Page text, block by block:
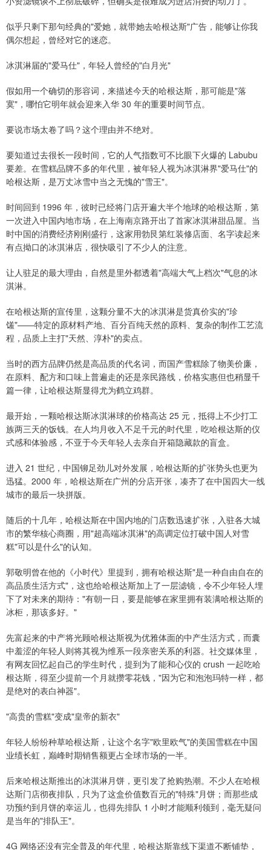
似乎只剩下那句经典的"爱她，就带她去哈根达斯"广告，能够让你我
偶尔想起，曾经对它的迷恋。
冰淇淋届的"爱马仕"，年轻人曾经的"白月光"
假如用一个确切的形容词，来描述今天的哈根达斯，那可能是"落
寞"，哪怕它明年就会迎来入华 30 年的重要时间节点。
要说市场太卷了吗？这个理由并不绝对。
要知道过去很长一段时间，它的人气指数可不比眼下火爆的 Labubu
要差。在雪糕品牌不多的年代里，被年轻人视为冰淇淋界"爱马仕"的
哈根达斯，是万丈冰雪中当之无愧的"雪王"。
时间回到 1996 年，彼时已经将门店开遍大半个地球的哈根达斯，第
一次进入中国内地市场，在上海南京路开出了首家冰淇淋甜品屋。当
时中国的消费经济刚刚盛行，这家用勃艮第红装修店面、名字读起来
有点拗口的冰淇淋店，很快吸引了不少人的注意。
让人驻足的最大理由，自然是里外都透着"高端大气上档次"气息的冰
淇淋。
在哈根达斯的宣传里，这颗分量不大的冰淇淋是货真价实的"珍
馐"——特定的原材料产地、百分百纯天然的原料、复杂的制作工艺流
程，品质上主打"天然、淳朴"的卖点。
当时的西方品牌仍然是高品质的代名词，而国产雪糕除了物美价廉，
在原料、配方和口味上普遍走的还是亲民路线，价格实惠但也稍显千
篇一律，让哈根达斯显得尤为鹤立鸡群。
最开始，一颗哈根达斯冰淇淋球的价格高达 25 元，抵得上不少打工
族两三天的饭钱。在人均月收入不足千元的时代里，吃哈根达斯的仪
式感和体验感，不亚于今天年轻人去亲自开箱隐藏款的盲盒。
进入 21 世纪，中国铆足劲儿对外发展，哈根达斯的扩张势头也更为
迅猛。2000 年，哈根达斯在广州的分店开张，凑齐了在中国四大一线
城市的最后一块拼版。
随后的十几年，哈根达斯在中国内地的门店数迅速扩张，入驻各大城
市的繁华核心商圈，用"超高端冰淇淋"的高调定位打破中国人对雪
糕"可以是什么"的认知。
郭敬明曾在他的《小时代》里提到，拥有哈根达斯"是一种自由自在的
高品质生活方式"，这也给哈根达斯加上了一层滤镜，令不少年轻人埋
下了对未来的期待："有朝一日，要是能够在家里拥有装满哈根达斯的
冰柜，那该多好。"
先富起来的中产将光顾哈根达斯视为优雅体面的中产生活方式，而囊
中羞涩的年轻人则将其视为维系一段亲密关系的利器。社交媒体里，
有网友回忆起自己的学生时代，提到为了能和心仪的 crush 一起吃哈
根达斯，得至少提前一个月就攒零花钱，"因为它和泡泡玛特一样，都
是绝对的表白神器"。
"高贵的雪糕"变成"皇帝的新衣"
年轻人纷纷种草哈根达斯，让这个名字"欧里欧气"的美国雪糕在中国
业绩长虹，巅峰时期销售额更占全球市场的一半。
后来哈根达斯推出的冰淇淋月饼，更引发了抢购热潮。不少人在哈根
达斯门店彻夜排队，只为了这盒价值数百元的"特殊"月饼；而那些成
功预约到月饼的幸运儿，也得先排队 1 小时才能顺利领到，毫无疑问
是当年的"排队王"。
4G 网络还没有完全普及的年代里，哈根达斯靠线下渠道不断铺垫，